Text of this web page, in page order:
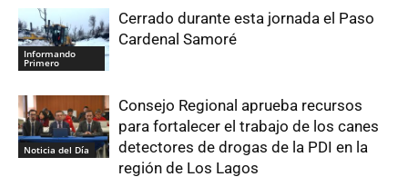
Informando
Primero
Cerrado durante esta jornada el Paso
Cardenal Samoré
Noticia del Día
Consejo Regional aprueba recursos
para fortalecer el trabajo de los canes
detectores de drogas de la PDI en la
región de Los Lagos